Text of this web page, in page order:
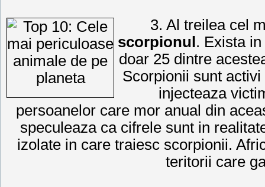
3. Al treilea cel
scorpionul . Exista
doar 25 dintre
Scorpionii sunt
injecteaza
persoanelor care mor anual din
speculeaza ca cifrele sunt in
izolate in care traiesc scorpionii.
teritorii care